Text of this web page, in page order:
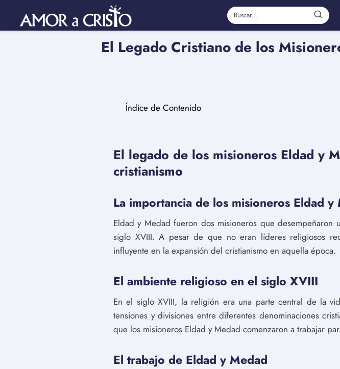
El Legado Cristiano de los
Índice de Contenido
El legado de los misioneros Eldad y
cristianismo
La importancia de los misioneros Eldad
Eldad y Medad fueron dos misioneros que
siglo XVIII. A pesar de que no eran líderes religiosos
influyente en la expansión del cristianismo en aquella época.
El ambiente religioso en el siglo XVIII
En el siglo XVIII, la religión era una parte central de la
tensiones y divisiones entre diferentes denominaciones
que los misioneros Eldad y Medad comenzaron a trabajar
El trabajo de Eldad y Medad